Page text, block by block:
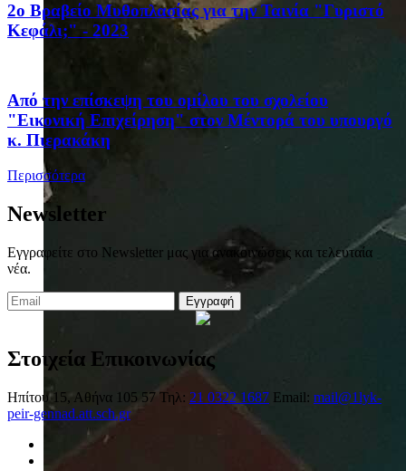
2ο Βραβείο Μυθοπλασίας για την Ταινία "Γυριστό
Κεφάλι;" - 2023
Από την επίσκεψη του ομίλου του σχολείου
"Εικονική Επιχείρηση" στον Μέντορά του υπουργό
κ. Πιερακάκη
Περισσότερα
Newsletter
Εγγραφείτε στο Newsletter μας για ανακοινώσεις και τελευταία
νέα.
Εγγραφή
Στοιχεία Επικοινωνίας
Ηπίτου 15, Αθήνα 105 57 Τηλ: 21 0322 1687 Email: mail@1lyk-
peir-gennad.att.sch.gr